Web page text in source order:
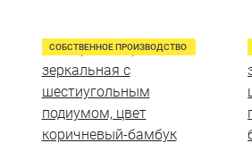
СОБСТВЕННОЕ ПРОИЗВОДСТВО